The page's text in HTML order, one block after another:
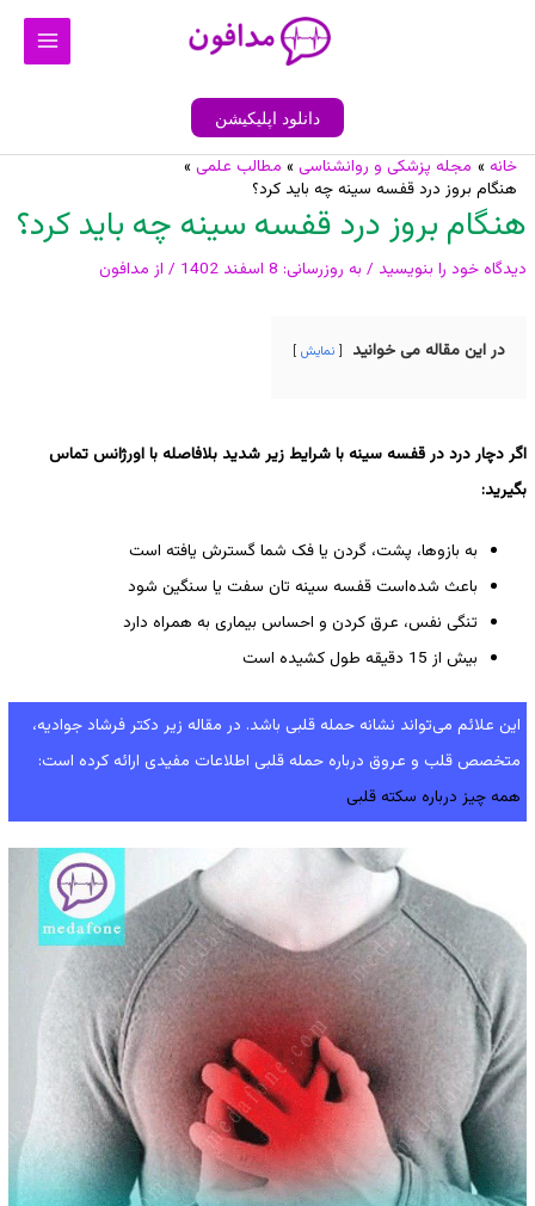
Main
دانلود اپلیکیشن
خانه مجله پزشکی و روانشناسی
مطالب علمی
هنگام بروز درد قفسه سینه چه باید کرد؟
هنگام بروز درد قفسه سینه چه باید کرد؟
دیدگاه‌ خود را بنویسید / به روزرسانی: / از مدافون
در این مقاله می خوانید نمایش
اگر دچار درد در قفسه سینه با شرایط زیر شدید بلافاصله با اورژانس تماس
بگیرید:
به بازوها، پشت، گردن یا فک شما گسترش یافته است
باعث ‌شده‌است قفسه سینه تان سفت یا سنگین شود
تنگی نفس، عرق کردن و احساس بیماری به همراه دارد
بیش از 15 دقیقه طول کشیده است
این علائم می‌تواند نشانه حمله قلبی باشد. در مقاله زیر دکتر فرشاد جوادیه،
متخصص قلب و عروق درباره حمله قلبی اطلاعات مفیدی ارائه کرده است:
همه چیز درباره سکته قلبی
پیمایش
نوشته